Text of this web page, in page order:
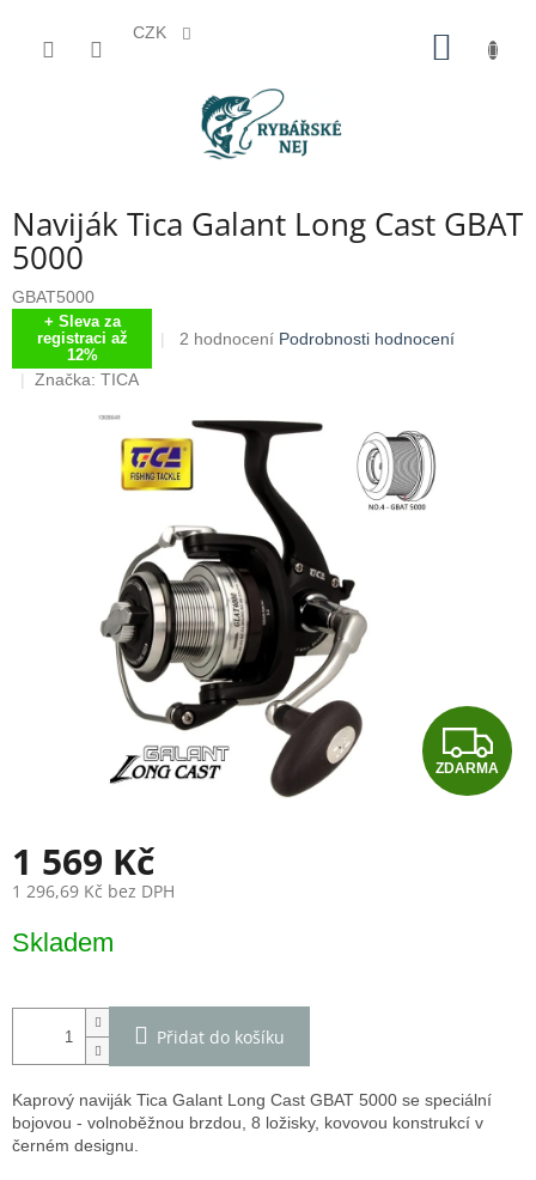
CZK
Naviják Tica Galant Long Cast GBAT
5000
GBAT5000
+ Sleva za
registraci až
12%
Průměrné
3,5
z
5
hvězdiček.
2 hodnocení Podrobnosti hodnocení
Značka: TICA
Z
D
ZDARMA
1 569 Kč
1 296,69 Kč bez DPH
cena:
Skladem
Přidat do košíku
Kaprový naviják Tica Galant Long Cast GBAT 5000 se speciální
bojovou - volnoběžnou brzdou, 8 ložisky, kovovou konstrukcí v
černém designu.